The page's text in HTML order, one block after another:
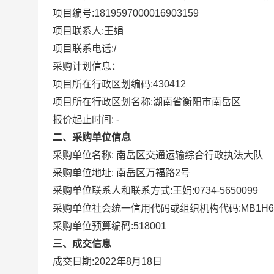
项目编号:1819597000016903159
项目联系人:王娟
项目联系电话:/
采购计划信息：
项目所在行政区划编码:430412
项目所在行政区划名称:湖南省衡阳市南岳区
报价起止时间: -
二、采购单位信息
采购单位名称: 南岳区交通运输综合行政执法大队
采购单位地址: 南岳区万福路2号
采购单位联系人和联系方式:王娟:0734-5650099
采购单位社会统一信用代码或组织机构代码:
采购单位预算编码:518001
三、成交信息
成交日期:2022年8月18日